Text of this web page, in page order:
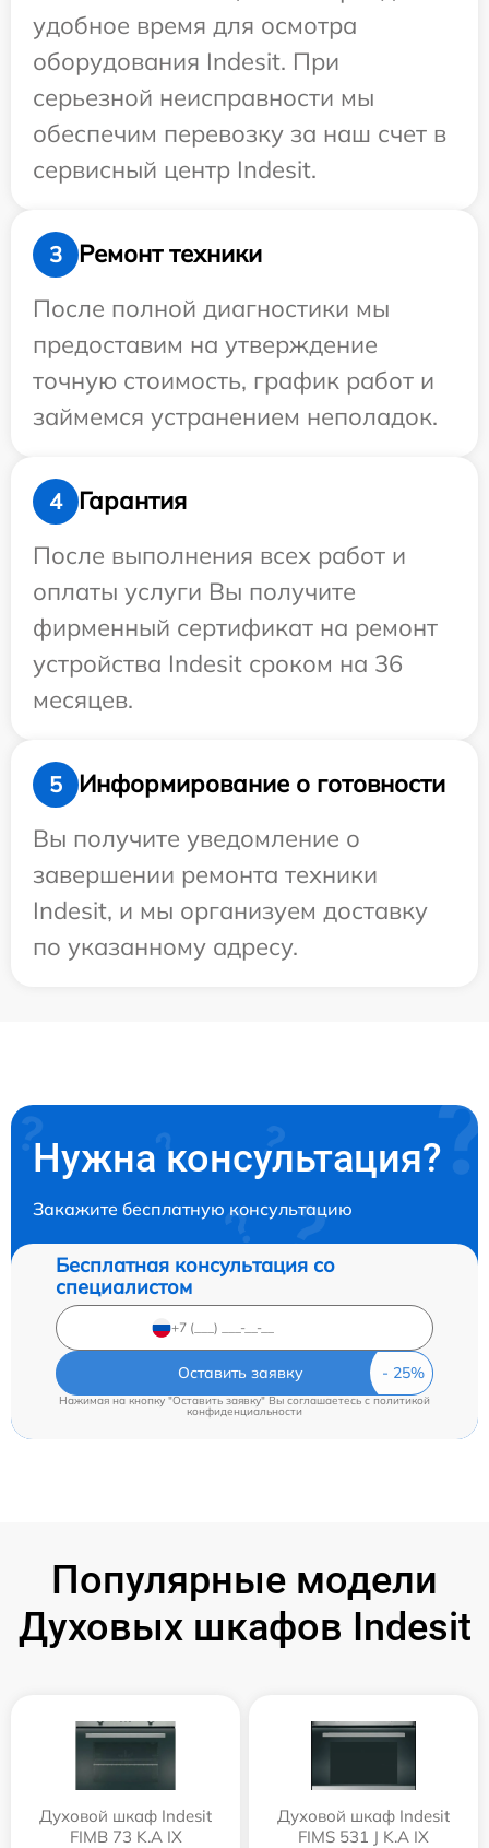
удобное время для осмотра
оборудования Indesit. При
серьезной неисправности мы
обеспечим перевозку за наш счет в
сервисный центр Indesit.
3
Ремонт техники
После полной диагностики мы
предоставим на утверждение
точную стоимость, график работ и
займемся устранением неполадок.
4
Гарантия
После выполнения всех работ и
оплаты услуги Вы получите
фирменный сертификат на ремонт
устройства Indesit сроком на 36
месяцев.
5
Информирование о готовности
Вы получите уведомление о
завершении ремонта техники
Indesit, и мы организуем доставку
по указанному адресу.
Нужна консультация?
Закажите бесплатную консультацию
Бесплатная консультация со
специалистом
Оставить заявку
Нажимая на кнопку "Оставить заявку" Вы соглашаетесь cполитикой
конфиденциальности
Популярные модели
Духовых шкафов Indesit
Духовой шкаф Indesit
FIMB 73 K.A IX
Духовой шкаф Indesit
FIMS 531 J K.A IX